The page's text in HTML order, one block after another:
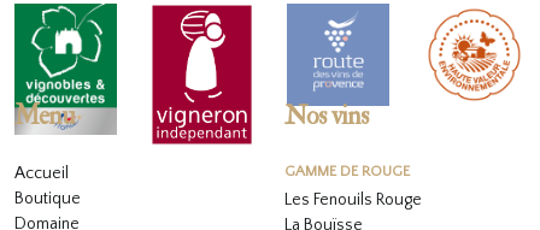
Menu
Accueil
Boutique
Domaine
Nos vins
GAMME DE ROUGE
Les Fenouils Rouge
La Bouïsse